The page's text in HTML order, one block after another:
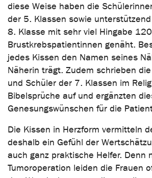
diese Weise haben die
der 5. Klassen sowie
8. Klasse mit sehr viel Hingabe
Brustkrebspatientinnen genäht.
jedes Kissen den Namen seines
Näherin trägt. Zudem schrieben
und Schüler der 7. Klassen im
Bibelsprüche auf und ergänzten
Genesungswünschen für die
Die Kissen in Herzform vermitteln
deshalb ein Gefühl der
auch ganz praktische Helfer. Denn
Tumoroperation leiden die Frauen